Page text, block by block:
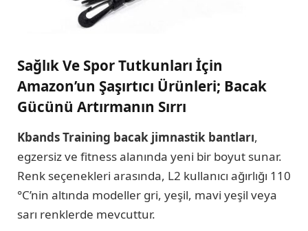
Sağlık Ve Spor Tutkunları İçin
Amazon’un Şaşırtıcı Ürünleri; Bacak
Gücünü Artırmanın Sırrı
Kbands Training bacak jimnastik bantları,
egzersiz ve fitness alanında yeni bir boyut sunar.
Renk seçenekleri arasında, L2 kullanıcı ağırlığı 110
°C’nin altında modeller gri, yeşil, mavi yeşil veya
sarı renklerde mevcuttur.